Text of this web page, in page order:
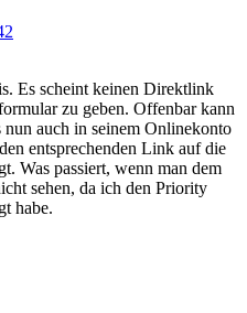
Es scheint keinen Direktlink
zu geben. Offenbar kann
nun auch in seinem Onlinekonto
entsprechenden Link auf die
Was passiert, wenn man dem
sehen, da ich den Priority
habe.